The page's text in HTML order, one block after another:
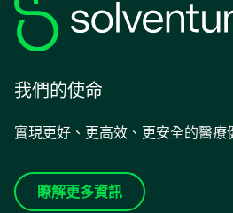
我們的使命
實現更好、更高效、更安全的醫
瞭解更多資訊